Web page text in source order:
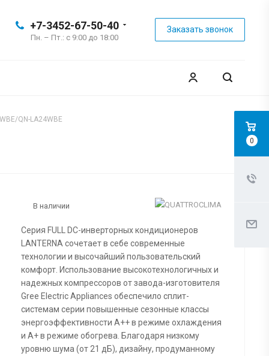
+7-3452-67-50-40
Пн. – Пт.: с 9:00 до 18:00
Заказать звонок
QN-LA24WBE
В наличии
Серия FULL DC-инверторных кондиционеров
LANTERNA сочетает в себе современные
технологии и высочайший пользовательский
комфорт. Использование высокотехнологичных и
надежных компрессоров от завода-изготовителя
Gree Electric Appliances обеспечило сплит-
системам серии повышенные сезонные классы
энергоэффективности А++ в режиме охлаждения
и А+ в режиме обогрева. Благодаря низкому
уровню шума (от 21 дБ), дизайну, продуманному
0